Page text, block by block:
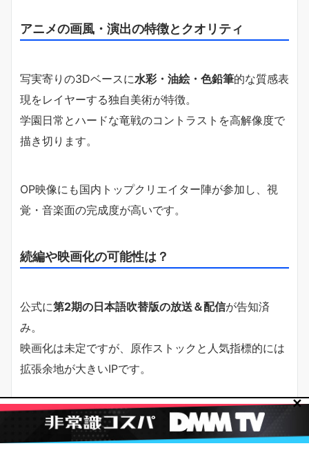
アニメの画風・演出の特徴とクオリティ
写実寄りの3Dベースに水彩・油絵・色鉛筆的な質感表
現をレイヤーする独自美術が特徴。
学園日常とハードな竜戦のコントラストを高解像度で
描き切ります。
OP映像にも国内トップクリエイター陣が参加し、視
覚・音楽面の完成度が高いです。
続編や映画化の可能性は？
公式に第2期の日本語吹替版の放送＆配信が告知済
み。
映画化は未定ですが、原作ストックと人気指標的には
拡張余地が大きいIPです。
今すぐ無料トライアル開始！
✕